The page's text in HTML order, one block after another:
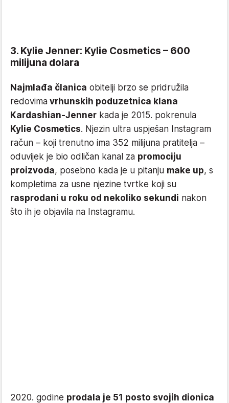
3. Kylie Jenner: Kylie Cosmetics – 600
milijuna dolara
Najmlađa članica obitelji brzo se pridružila
redovima vrhunskih poduzetnica klana
Kardashian-Jenner kada je 2015. pokrenula
Kylie Cosmetics. Njezin ultra uspješan Instagram
račun – koji trenutno ima 352 milijuna pratitelja –
oduvijek je bio odličan kanal za promociju
proizvoda, posebno kada je u pitanju make up, s
kompletima za usne njezine tvrtke koji su
rasprodani u roku od nekoliko sekundi nakon
što ih je objavila na Instagramu.
2020. godine prodala je 51 posto svojih dionica